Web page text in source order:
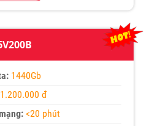
1440Gb
1.200.000 đ
<20 phút